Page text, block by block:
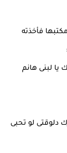
فأخذته
لبنى هانم
دلوقتى لو تحبى